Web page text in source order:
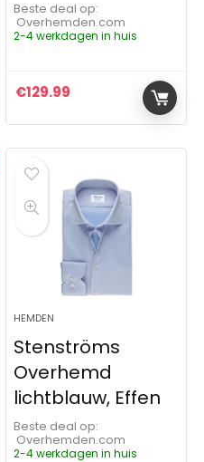
Beste deal op:
Overhemden.com
2-4 werkdagen in huis
€129.99
HEMDEN
Stenströms
Overhemd
lichtblauw, Effen
Beste deal op:
Overhemden.com
2-4 werkdagen in huis